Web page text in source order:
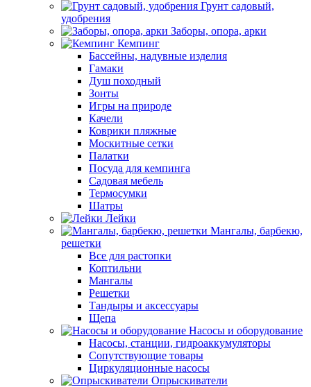
Грунт садовый,
удобрения
Заборы, опора, арки
Кемпинг
Бассейны, надувные изделия
Гамаки
Душ походный
Зонты
Игры на природе
Качели
Коврики пляжные
Москитные сетки
Палатки
Посуда для кемпинга
Садовая мебель
Термосумки
Шатры
Лейки
Мангалы, барбекю,
решетки
Все для растопки
Коптильни
Мангалы
Решетки
Тандыры и аксессуары
Щепа
Насосы и оборудование
Насосы, станции, гидроаккумуляторы
Сопутствующие товары
Циркуляционные насосы
Опрыскиватели